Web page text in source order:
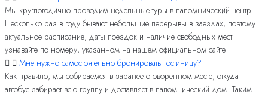
Мы круглогодично проводим недельные туры в паломнический центр.
Несколько раз в году бывают небольшие перерывы в заездах, поэтому
актуальное расписание, даты поездок и наличие свободных мест
узнавайте по номеру, указанном на нашем официальном сайте
Мне нужно самостоятельно бронировать гостиницу?
Как правило, мы собираемся в заранее оговоренном месте, откуда
автобус забирает всю группу и доставляет в паломнический дом. Таким